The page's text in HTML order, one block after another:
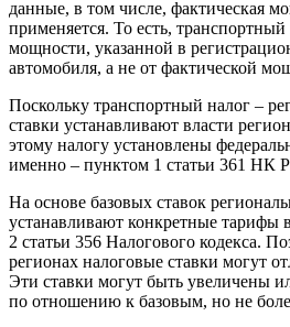
данные, в том числе, фактическая
применяется. То есть,
мощности, указанной в
автомобиля, а не от фактической
Поскольку транспортный налог –
ставки устанавливают власти
этому налогу установлены
именно – пунктом 1 статьи 361 НК
На основе базовых ставок
устанавливают конкретные тарифы
2 статьи 356 Налогового кодекса.
регионах налоговые ставки могут
Эти ставки могут быть увеличены
по отношению к базовым, но не